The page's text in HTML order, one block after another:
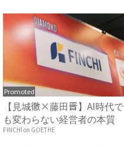
Promoted
【見城徹×藤田晋】AI時代で
も変わらない経営者の本質
FINCHI on GOETHE